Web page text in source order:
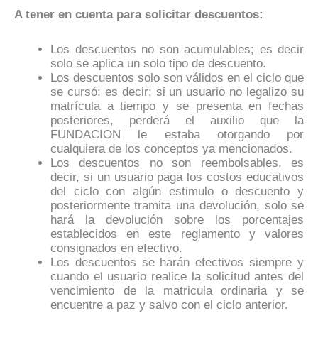
A tener en cuenta para solicitar descuentos:
Los descuentos no son acumulables; es decir
solo se aplica un solo tipo de descuento.
Los descuentos solo son válidos en el ciclo que
se cursó; es decir; si un usuario no legalizo su
matrícula a tiempo y se presenta en fechas
posteriores, perderá el auxilio que la
FUNDACION le estaba otorgando por
cualquiera de los conceptos ya mencionados.
Los descuentos no son reembolsables, es
decir, si un usuario paga los costos educativos
del ciclo con algún estimulo o descuento y
posteriormente tramita una devolución, solo se
hará la devolución sobre los porcentajes
establecidos en este reglamento y valores
consignados en efectivo.
Los descuentos se harán efectivos siempre y
cuando el usuario realice la solicitud antes del
vencimiento de la matricula ordinaria y se
encuentre a paz y salvo con el ciclo anterior.